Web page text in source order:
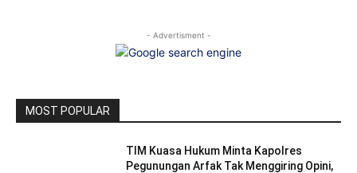
- Advertisment -
MOST POPULAR
TIM Kuasa Hukum Minta Kapolres
Pegunungan Arfak Tak Menggiring Opini,